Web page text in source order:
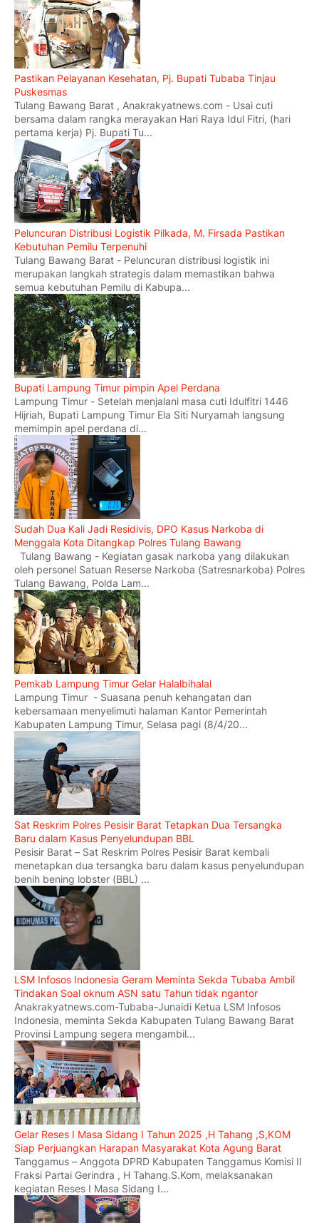
Pastikan Pelayanan Kesehatan, Pj. Bupati Tubaba Tinjau
Puskesmas
Tulang Bawang Barat , Anakrakyatnews.com - Usai cuti
bersama dalam rangka merayakan Hari Raya Idul Fitri, (hari
pertama kerja) Pj. Bupati Tu...
Peluncuran Distribusi Logistik Pilkada, M. Firsada Pastikan
Kebutuhan Pemilu Terpenuhi
Tulang Bawang Barat - Peluncuran distribusi logistik ini
merupakan langkah strategis dalam memastikan bahwa
semua kebutuhan Pemilu di Kabupa...
Bupati Lampung Timur pimpin Apel Perdana
Lampung Timur - Setelah menjalani masa cuti Idulfitri 1446
Hijriah, Bupati Lampung Timur Ela Siti Nuryamah langsung
memimpin apel perdana di...
Sudah Dua Kali Jadi Residivis, DPO Kasus Narkoba di
Menggala Kota Ditangkap Polres Tulang Bawang
Tulang Bawang - Kegiatan gasak narkoba yang dilakukan
oleh personel Satuan Reserse Narkoba (Satresnarkoba) Polres
Tulang Bawang, Polda Lam...
Pemkab Lampung Timur Gelar Halalbihalal
Lampung Timur - Suasana penuh kehangatan dan
kebersamaan menyelimuti halaman Kantor Pemerintah
Kabupaten Lampung Timur, Selasa pagi (8/4/20...
Sat Reskrim Polres Pesisir Barat Tetapkan Dua Tersangka
Baru dalam Kasus Penyelundupan BBL
Pesisir Barat – Sat Reskrim Polres Pesisir Barat kembali
menetapkan dua tersangka baru dalam kasus penyelundupan
benih bening lobster (BBL) ...
LSM Infosos Indonesia Geram Meminta Sekda Tubaba Ambil
Tindakan Soal oknum ASN satu Tahun tidak ngantor
Anakrakyatnews.com-Tubaba-Junaidi Ketua LSM Infosos
Indonesia, meminta Sekda Kabupaten Tulang Bawang Barat
Provinsi Lampung segera mengambil...
Gelar Reses I Masa Sidang I Tahun 2025 ,H Tahang ,S,KOM
Siap Perjuangkan Harapan Masyarakat Kota Agung Barat
Tanggamus – Anggota DPRD Kabupaten Tanggamus Komisi II
Fraksi Partai Gerindra , H Tahang.S.Kom, melaksanakan
kegiatan Reses I Masa Sidang I...